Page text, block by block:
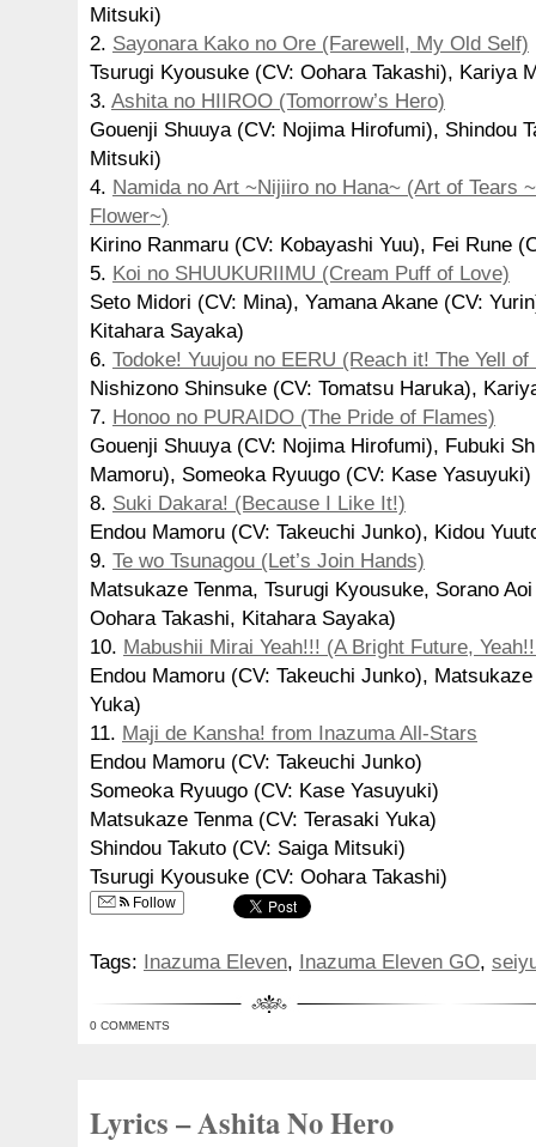
Mitsuki)
2. Sayonara Kako no Ore (Farewell, My Old Self)
Tsurugi Kyousuke (CV: Oohara Takashi), Kariya
3. Ashita no HIIROO (Tomorrow’s Hero)
Gouenji Shuuya (CV: Nojima Hirofumi), Shindou
Mitsuki)
4. Namida no Art ~Nijiiro no Hana~ (Art of Tears
Flower~)
Kirino Ranmaru (CV: Kobayashi Yuu), Fei Rune
5. Koi no SHUUKURIIMU (Cream Puff of Love)
Seto Midori (CV: Mina), Yamana Akane (CV:
Kitahara Sayaka)
6. Todoke! Yuujou no EERU (Reach it! The Yell
Nishizono Shinsuke (CV: Tomatsu Haruka),
7. Honoo no PURAIDO (The Pride of Flames)
Gouenji Shuuya (CV: Nojima Hirofumi), Fubuki
Mamoru), Someoka Ryuugo (CV: Kase Yasuyuki)
8. Suki Dakara! (Because I Like It!)
Endou Mamoru (CV: Takeuchi Junko), Kidou
9. Te wo Tsunagou (Let’s Join Hands)
Matsukaze Tenma, Tsurugi Kyousuke, Sorano
Oohara Takashi, Kitahara Sayaka)
10. Mabushii Mirai Yeah!!! (A Bright Future,
Endou Mamoru (CV: Takeuchi Junko),
Yuka)
11. Maji de Kansha! from Inazuma All-Stars
Endou Mamoru (CV: Takeuchi Junko)
Someoka Ryuugo (CV: Kase Yasuyuki)
Matsukaze Tenma (CV: Terasaki Yuka)
Shindou Takuto (CV: Saiga Mitsuki)
Tsurugi Kyousuke (CV: Oohara Takashi)
Follow
Tags: Inazuma Eleven, Inazuma Eleven GO,
0 COMMENTS
Lyrics – Ashita No Hero